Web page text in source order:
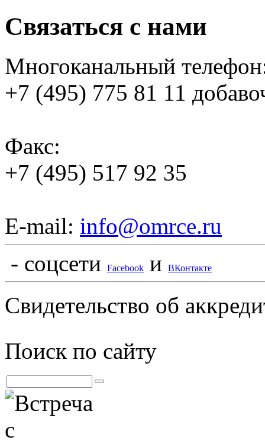
Связаться с нами
Многоканальный
+7 (495) 775 81 11
Факс:
+7 (495) 517 92 35
E-mail: info@omrce.ru
- соцсети
Facebook и ВКонтакте
Свидетельство об
Поиск по сайту